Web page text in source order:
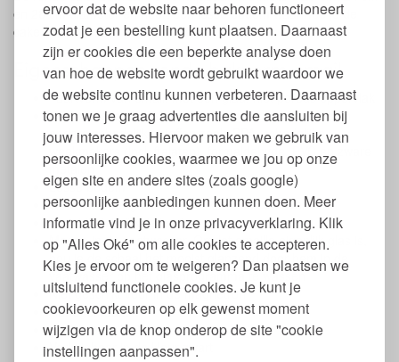
ervoor dat de website naar behoren functioneert
zodat je een bestelling kunt plaatsen. Daarnaast
zijn er cookies die een beperkte analyse doen
van hoe de website wordt gebruikt waardoor we
de website continu kunnen verbeteren. Daarnaast
tonen we je graag advertenties die aansluiten bij
jouw interesses. Hiervoor maken we gebruik van
persoonlijke cookies, waarmee we jou op onze
eigen site en andere sites (zoals google)
persoonlijke aanbiedingen kunnen doen. Meer
informatie vind je in onze privacyverklaring. Klik
op "Alles Oké" om alle cookies te accepteren.
Kies je ervoor om te weigeren? Dan plaatsen we
uitsluitend functionele cookies. Je kunt je
cookievoorkeuren op elk gewenst moment
wijzigen via de knop onderop de site "cookie
instellingen aanpassen".
en 28 cm diameter en heeft een losse bodem waarmee je de
cake of taart in zijn geheel uit de vorm haalt.
Eigenschappen ronde bakvorm email
Taartvorm van email, met een glad, niet poreus oppervlak
Vrij van Teflon, PFAS, PFOA, hormoonverstorende en
andere schadelijke stoffen zoals BPA, schadelijke
weekmakers (incl. ftalaten), formaldehyde, PVC en zware
metalen
Losse bodem
Geschikt voor gas, inductie, keramiek en oven
Geschikt bij nikkelallergie
Mogen in de vaatwasser. Omdat emaille eigenlijk glas is,
hou je de schaal het mooist glanzend door hem in de
vaatwasser op het glasprogramma te wassen
Niet geschikt voor in de magnetron
Handgemaakt
Verkrijgbaar in 3 maten
Verkrijgbaar in de kleur zwart